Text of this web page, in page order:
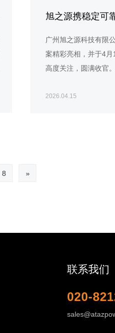
广州旭之源科技有限
案精彩亮相，并于4
高度关注，圆满收官。
2026.04.15
8 »
联系我们
020-